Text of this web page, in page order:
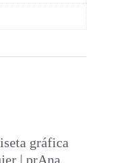
gráfica
| prAna